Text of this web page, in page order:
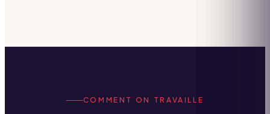
COMMENT ON TRAVAILLE